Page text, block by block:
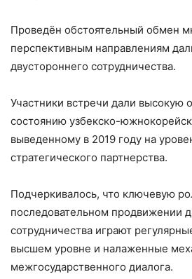
Проведён обстоятельный обмен
перспективным направлениям
двустороннего сотрудничества.
Участники встречи дали высокую
состоянию узбекско-
выведенному в 2019 году на
стратегического партнерства.
Подчеркивалось, что ключевую
последовательном продвижении
сотрудничества играют
высшем уровне и налаженные
межгосударственного диалога.